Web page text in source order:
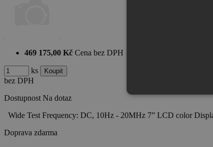
469 175,00 Kč Cena bez DPH
ks
bez DPH
Dostupnost Na dotaz
Wide Test Frequency: DC, 10Hz - 20MHz 7” LCD color
Doprava zdarma